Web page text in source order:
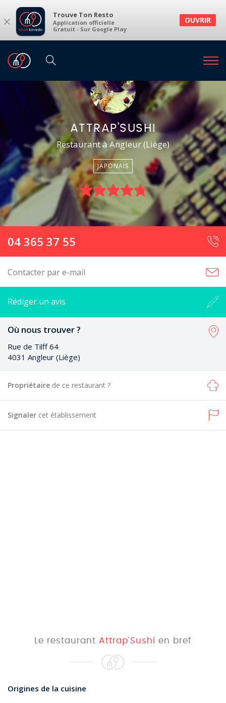
× Trouve Ton Resto
Application officielle
Gratuit - Sur Google Play
OUVRIR
ATTRAP'SUSHI
Restaurant à Angleur (Liège)
JAPONAIS
04 365 37 55
Contacter par e-mail
Rédiger un avis
Où nous trouver ?
Rue de Tilff 64
4031 Angleur (Liège)
Propriétaire de ce restaurant ?
Signaler cet établissement
Le restaurant Attrap'Sushi en bref
Origines de la cuisine